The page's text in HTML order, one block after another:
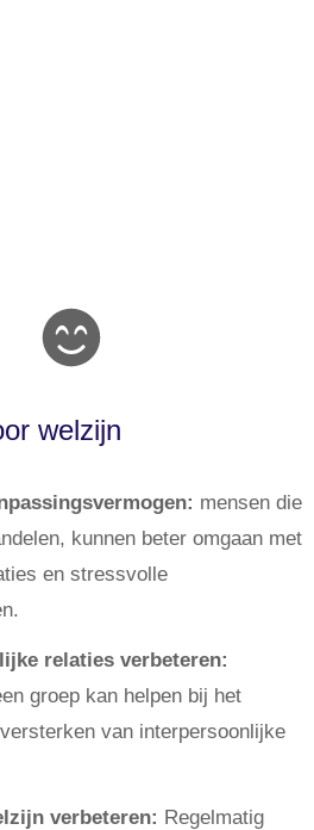
welzijn
mensen die
kunnen beter omgaan met
en stressvolle
relaties verbeteren:
groep kan helpen bij het
van interpersoonlijke
verbeteren: Regelmatig